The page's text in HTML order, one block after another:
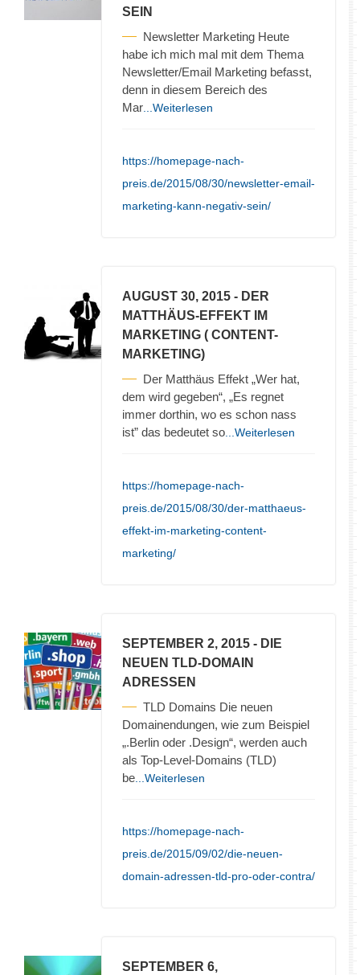
SEIN
Newsletter Marketing Heute
habe ich mich mal mit dem Thema
Newsletter/Email Marketing befasst,
denn in diesem Bereich des
Mar ...Weiterlesen
https://homepage-nach-
preis.de/2015/08/30/newsletter-email-
marketing-kann-negativ-sein/
AUGUST 30, 2015 - DER
MATTHÄUS-EFFEKT IM
MARKETING ( CONTENT-
MARKETING)
Der Matthäus Effekt „Wer hat,
dem wird gegeben“, „Es regnet
immer dorthin, wo es schon nass
ist” das bedeutet so ...Weiterlesen
https://homepage-nach-
preis.de/2015/08/30/der-matthaeus-
effekt-im-marketing-content-
marketing/
SEPTEMBER 2, 2015 - DIE
NEUEN TLD-DOMAIN
ADRESSEN
TLD Domains Die neuen
Domainendungen, wie zum Beispiel
„.Berlin oder .Design“, werden auch
als Top-Level-Domains (TLD)
be ...Weiterlesen
https://homepage-nach-
preis.de/2015/09/02/die-neuen-
domain-adressen-tld-pro-oder-contra/
SEPTEMBER 6,